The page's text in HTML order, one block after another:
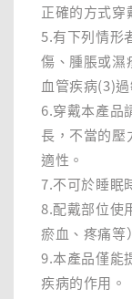
正確的方式穿
5.有下列情形
傷、腫脹或濕
血管疾病(3)
6.穿戴本產品
長，不當的壓
適性。
7.不可於睡眠
8.配戴部位使
瘀血、疼痛等
9.本產品僅能
疾病的作用。